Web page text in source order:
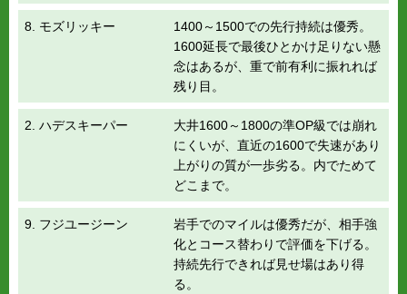
8. モズリッキー
1400～1500での先行持続は優秀。
1600延長で最後ひとかけ足りない懸
念はあるが、重で前有利に振れれば
残り目。
2. ハデスキーパー
大井1600～1800の準OP級では崩れ
にくいが、直近の1600で失速があり
上がりの質が一歩劣る。内でためて
どこまで。
9. フジユージーン
岩手でのマイルは優秀だが、相手強
化とコース替わりで評価を下げる。
持続先行できれば見せ場はあり得
る。